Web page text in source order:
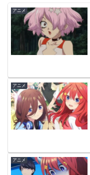
アニメ
アニメ
アニメ